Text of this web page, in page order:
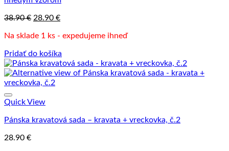
38.90€ Pôvodná
bola:
28.90 €Aktuálna
je:
Na sklade 1 ks - expedujeme ihneď
Pridať do košíka
Quick View
Pánska kravatová sada – kravata + vreckovka, č.2
28.90 €